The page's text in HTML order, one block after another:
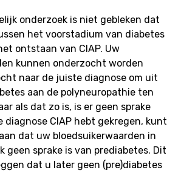
onderzoek is niet gebleken dat
het voorstadium van diabetes
ontstaan van CIAP. Uw
kunnen onderzocht worden
naar de juiste diagnose om uit
aan de polyneuropathie ten
als dat zo is, is er geen sprake
diagnose CIAP hebt gekregen, kunt
dat uw bloedsuikerwaarden in
geen sprake is van prediabetes. Dit
dat u later geen (pre)diabetes